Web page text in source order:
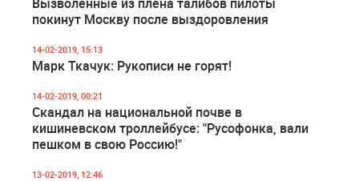
покинут Москву после выздоровления
14-02-2019, 15:13
Марк Ткачук: Рукописи не горят!
14-02-2019, 00:21
Скандал на национальной почве в
кишиневском троллейбусе: "Русофонка, вали
пешком в свою Россию!"
13-02-2019, 12:46